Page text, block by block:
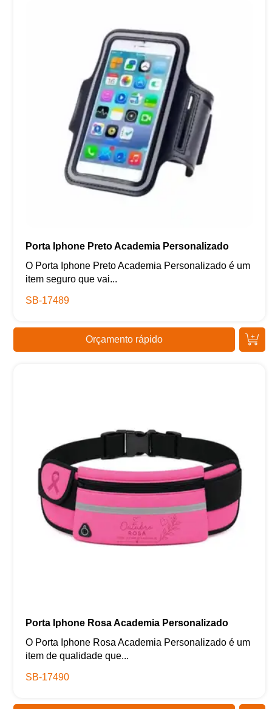
Porta Iphone Preto Academia Personalizado
O Porta Iphone Preto Academia Personalizado é um
item seguro que vai...
SB-17489
Orçamento rápido
Porta Iphone Rosa Academia Personalizado
O Porta Iphone Rosa Academia Personalizado é um
item de qualidade que...
SB-17490